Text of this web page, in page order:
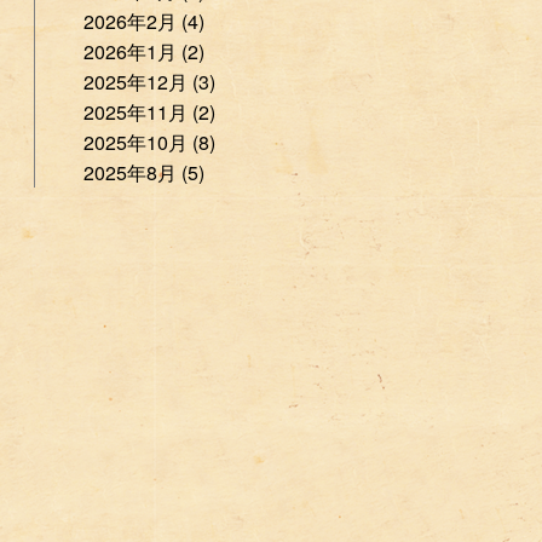
2026年2月 (4)
2026年1月 (2)
2025年12月 (3)
2025年11月 (2)
2025年10月 (8)
2025年8月 (5)